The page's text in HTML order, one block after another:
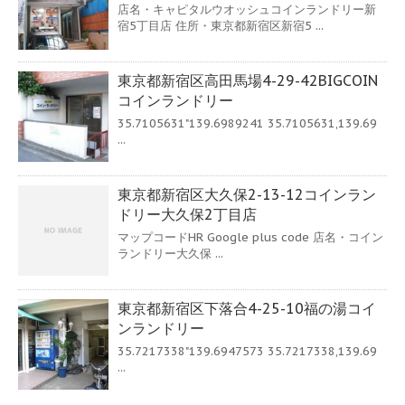
店名・キャピタルウオッシュコインランドリー新
宿5丁目店 住所・東京都新宿区新宿5 ...
東京都新宿区高田馬場4-29-42BIGCOIN
コインランドリー
35.7105631"139.6989241 35.7105631,139.69
...
東京都新宿区大久保2-13-12コインラン
ドリー大久保2丁目店
マップコードHR Google plus code 店名・コイン
ランドリー大久保 ...
東京都新宿区下落合4-25-10福の湯コイ
ンランドリー
35.7217338"139.6947573 35.7217338,139.69
...